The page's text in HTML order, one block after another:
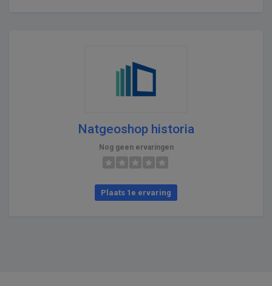
Natgeoshop historia
Nog geen ervaringen
Plaats 1e ervaring